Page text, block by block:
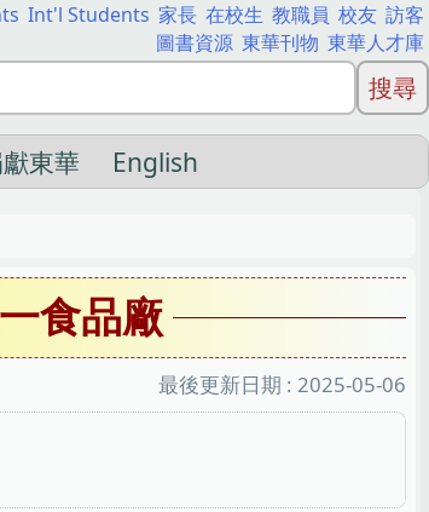
Int'l Students 家長 在校生 教職員 校友 訪客
圖書資源 東華刊物 東華人才庫
東華 English
食品廠
最後更新日期 : 2025-05-06